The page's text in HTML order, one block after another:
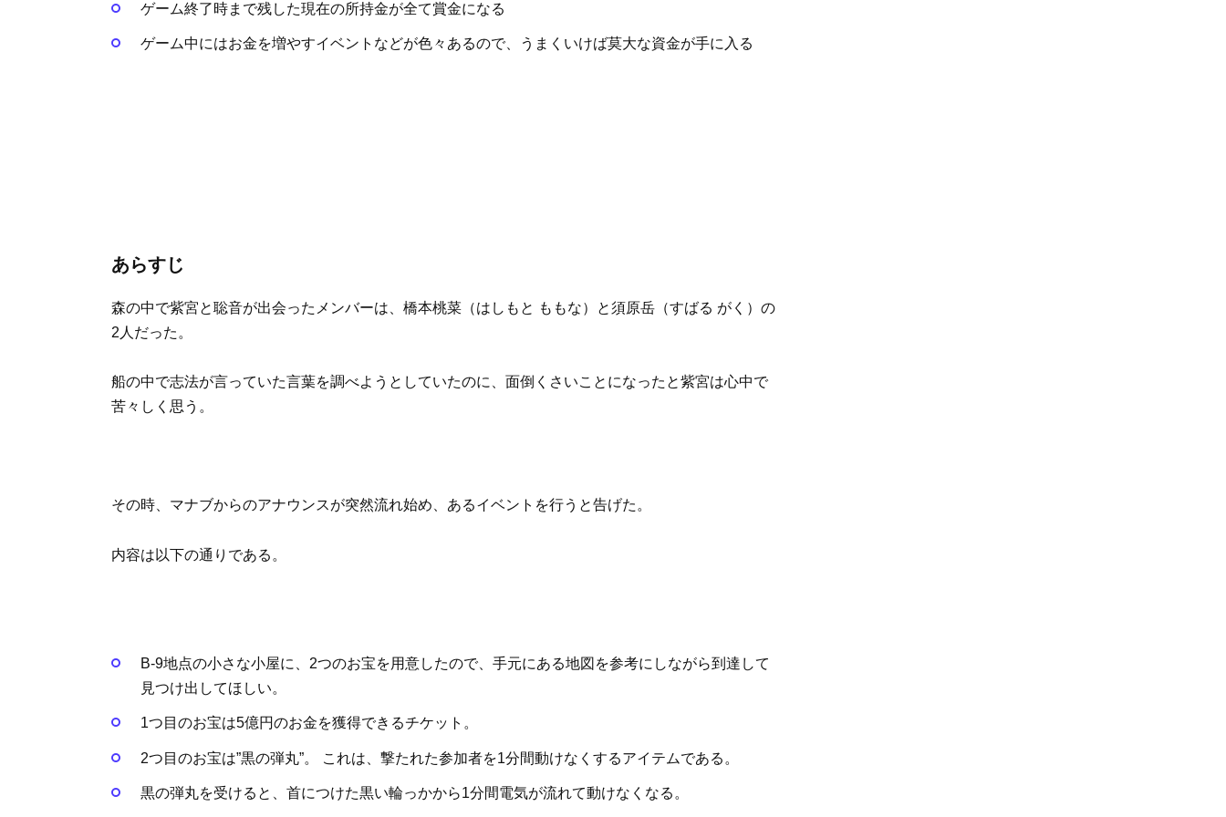
ゲーム終了時まで残した現在の所持金が全て賞金になる
ゲーム中にはお金を増やすイベントなどが色々あるので、うまくいけば莫大な資金が手に入る
あらすじ
森の中で紫宮と聡音が出会ったメンバーは、橋本桃菜（はしもと ももな）と須原岳（すばる がく）の
2人だった。
船の中で志法が言っていた言葉を調べようとしていたのに、面倒くさいことになったと紫宮は心中で
苦々しく思う。
その時、マナブからのアナウンスが突然流れ始め、あるイベントを行うと告げた。
内容は以下の通りである。
B-9地点の小さな小屋に、2つのお宝を用意したので、手元にある地図を参考にしながら到達して
見つけ出してほしい。
1つ目のお宝は5億円のお金を獲得できるチケット。
2つ目のお宝は”黒の弾丸”。 これは、撃たれた参加者を1分間動けなくするアイテムである。
黒の弾丸を受けると、首につけた黒い輪っかから1分間電気が流れて動けなくなる。